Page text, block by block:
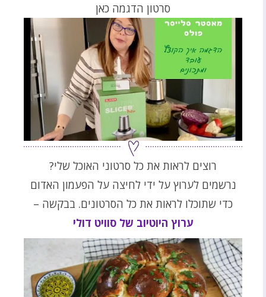
סרטון הדגמה כאן
רוצים לראות את כל סרטוני האוכל שלי?
נרשמים לערוץ על ידי לחיצה על הפעמון האדום
כדי שתוכלו לראות את כל הסרטונים. בבקשה –
ערוץ היוטיוב של סוויט דולי